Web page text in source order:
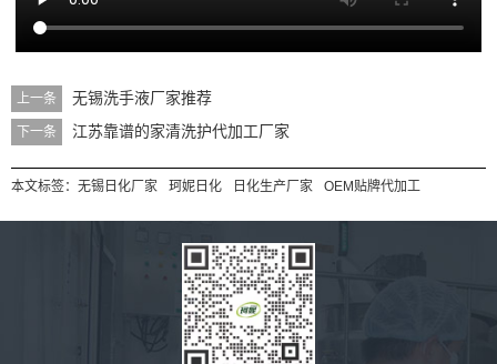
上一条 无锡洗手液厂家推荐
下一条 江苏靠谱的家清洗护代加工厂家
本文标签： 无锡日化厂家 珂妮日化 日化生产厂家 OEM贴牌代加工